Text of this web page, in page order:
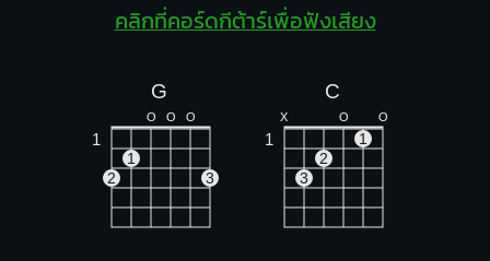
คลิกที่คอร์ดกีต้าร์เพื่อฟังเสียง
G
O O O
1
1
2
3
C
X O O
1
1
2
3